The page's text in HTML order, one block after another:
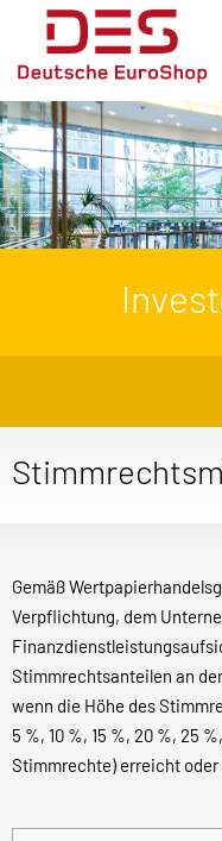
Gemäß
Verpflichtung, dem
Stimmrechtsanteilen an
wenn die Höhe des
5 %, 10 %, 15 %, 20 %, 25
Stimmrechte) erreicht